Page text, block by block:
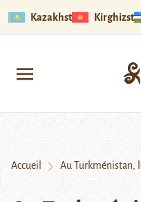
Kazakhstan
Accueil Au Turkménistan,